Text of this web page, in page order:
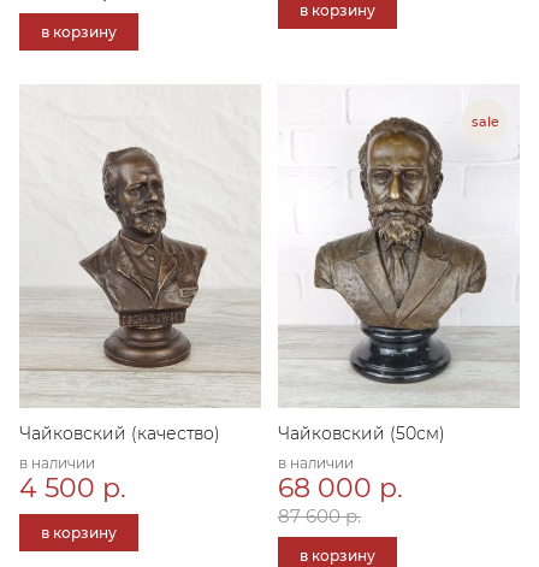
в корзину
в корзину
Чайковский (качество)
в наличии
4 500 р.
в корзину
Чайковский (50см)
в наличии
68 000 р.
87 600 р.
в корзину